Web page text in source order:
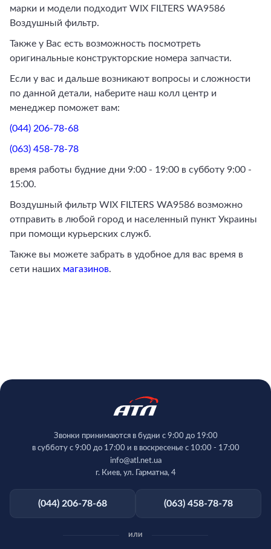
марки и модели подходит WIX FILTERS WA9586
Воздушный фильтр.
Также у Вас есть возможность посмотреть
оригинальные конструкторские номера запчасти.
Если у вас и дальше возникают вопросы и сложности
по данной детали, наберите наш колл центр и
менеджер поможет вам:
(044) 206-78-68
(063) 458-78-78
время работы будние дни 9:00 - 19:00 в субботу 9:00 -
15:00.
Воздушный фильтр WIX FILTERS WA9586 возможно
отправить в любой город и населенный пункт Украины
при помощи курьерских служб.
Также вы можете забрать в удобное для вас время в
сети наших магазинов.
(044) 206-78-68 (063) 458-78-78
Звонки принимаются в будни с 9:00 до 19:00
в субботу с 9:00 до 17:00 и в воскресенье с 10:00 - 17:00
info@atl.net.ua
г. Киев, ул. Гарматна, 4
или